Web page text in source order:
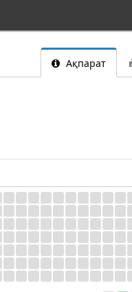
Ақпарат